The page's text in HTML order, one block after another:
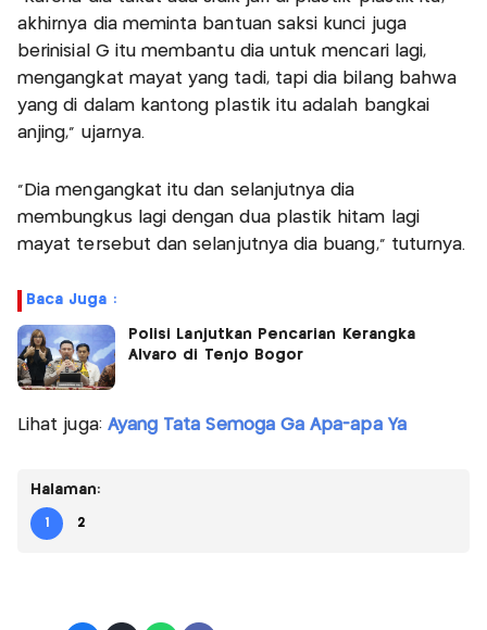
akhirnya dia meminta bantuan saksi kunci juga
berinisial G itu membantu dia untuk mencari lagi,
mengangkat mayat yang tadi, tapi dia bilang bahwa
yang di dalam kantong plastik itu adalah bangkai
anjing,” ujarnya.
“Dia mengangkat itu dan selanjutnya dia
membungkus lagi dengan dua plastik hitam lagi
mayat tersebut dan selanjutnya dia buang,” tuturnya.
Baca Juga :
Polisi Lanjutkan Pencarian Kerangka
Alvaro di Tenjo Bogor
Lihat juga: Ayang Tata Semoga Ga Apa-apa Ya
Halaman:
1 2